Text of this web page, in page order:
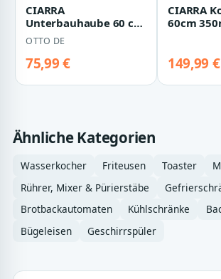
CIARRA
Unterbauhaube 60 cm
Dunstabzugshaube
220 m³/h Abluft &
Umluft 3…
OTTO DE
75,99 €
CIARRA
60cm
149,99 €
Ähnliche Kategorien
Wasserkocher Friteusen Toaster
Rührer, Mixer & Pürierstäbe
Brotbackautomaten
Kühlschränke
Bügeleisen
Geschirrspüler